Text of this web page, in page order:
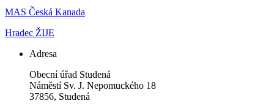
MAS Česká Kanada
Hradec ŽIJE
Adresa
Obecní úřad Studená
Náměstí Sv. J. Nepomuckého 18
37856, Studená